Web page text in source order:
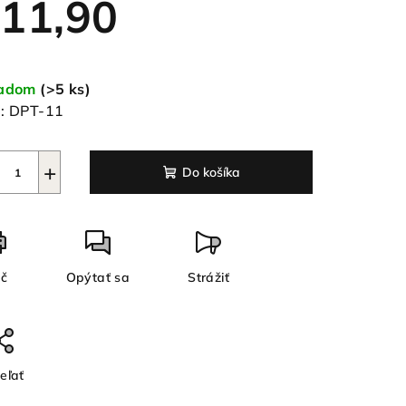
(>5 ks)
DPT-11
+ Do košíka
Opýtať sa Strážiť